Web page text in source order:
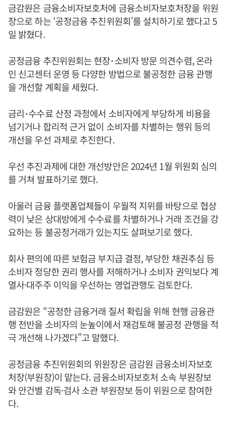
금감원은 금융소비자보호처에 금융소비자보호처장을 위원
장으로 하는 ‘공정금융 추진위원회’를 설치하기로 했다고 5
일 밝혔다.
공정금융 추진위원회는 현장･소비자 방문 의견수렴, 온라
인 신고센터 운영 등 다양한 방법으로 불공정한 금융 관행
을 개선할 계획을 세웠다.
금리･수수료 산정 과정에서 소비자에게 부당하게 비용을
넘기거나 합리적 근거 없이 소비자를 차별하는 행위 등의
개선을 우선 과제로 추진한다.
우선 추진과제에 대한 개선방안은 2024년 1월 위원회 심의
를 거쳐 발표하기로 했다.
아울러 금융 플랫폼업체들이 우월적 지위를 바탕으로 협상
력이 낮은 상대방에게 수수료를 차별하거나 거래 조건을 강
요하는 등 불공정거래가 있는지도 살펴보기로 했다.
회사 편의에 따른 보험금 부지급 결정, 부당한 채권추심 등
소비자 정당한 권리 행사를 저해하거나 소비자 권익보다 계
열사·대주주 이익을 우선하는 영업관행도 검토한다.
금감원은 “공정한 금융거래 질서 확립을 위해 현행 금융관
행 전반을 소비자의 눈높이에서 재검토해 불공정 관행을 적
극 개선해 나가겠다”고 말했다.
공정금융 추진위원회의 위원장은 금감원 금융소비자보호
처장(부원장)이 맡는다. 금융소비자보호처 소속 부원장보
와 안건별 감독·검사 소관 부원장보 등이 위원으로 참여한
다.